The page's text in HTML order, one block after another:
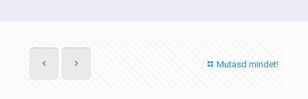
Mutasd mindet!